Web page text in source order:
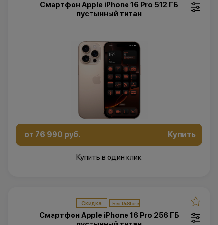
Смартфон Apple iPhone 16 Pro 512 ГБ
пустынный титан
от 76 990 руб. Купить
Купить в один клик
Скидка
Смартфон Apple iPhone 16 Pro 256 ГБ